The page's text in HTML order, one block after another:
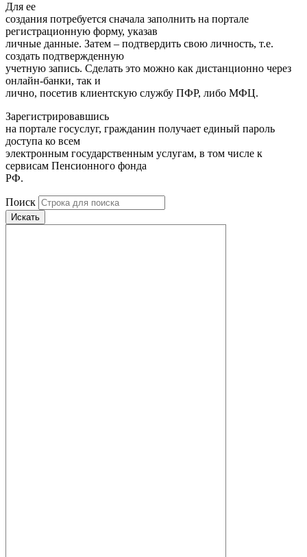
Для ее
создания потребуется сначала заполнить на портале
регистрационную форму, указав
личные данные. Затем – подтвердить свою личность, т.е.
создать подтвержденную
учетную запись. Сделать это можно как дистанционно через
онлайн-банки, так и
лично, посетив клиентскую службу ПФР, либо МФЦ.
Зарегистрировавшись
на портале госуслуг, гражданин получает единый пароль
доступа ко всем
электронным государственным услугам, в том числе к
сервисам Пенсионного фонда
РФ.
Поиск
Искать